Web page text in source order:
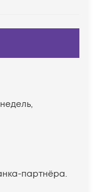
партнёра.